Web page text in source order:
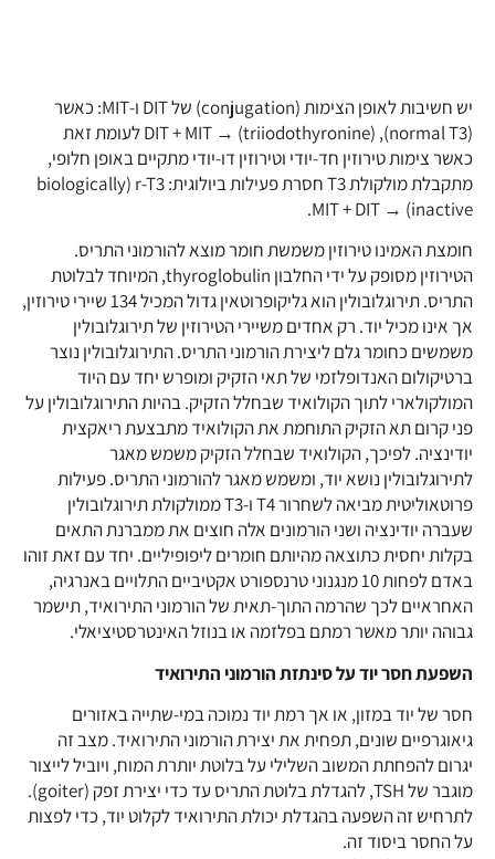
יש חשיבות לאופן הצימות (conjugation) של DIT ו-MIT: כאשר
(normal T3), (triiodothyronine)‏ → MIT +‏ DIT‏ לעומת זאת
כאשר צימות טירוזין חד-יודי וטירוזין דו-יודי מתקיים באופן חלופי,
מתקבלת מולקולת T3 חסרת פעילות ביולוגית: r-T3‏ (biologically
inactive)‏ → DIT + ‏MIT.
חומצת האמינו טירוזין משמשת חומר מוצא להורמוני התריס.
הטירוזין מסופק על ידי החלבון thyroglobulin, המיוחד לבלוטת
התריס. תירוגלובולין הוא גליקופרוטאין גדול המכיל 134 שיירי טירוזין,
אך אינו מכיל יוד. רק אחדים משיירי הטירוזין של תירוגלובולין
משמשים כחומר גלם ליצירת הורמוני התריס. התירוגלובולין נוצר
ברטיקולום האנדופלזמי של תאי הזקיק ומופרש יחד עם היוד
המולקולארי לתוך הקולואיד שבחלל הזקיק. בהיות התירוגלובולין על
פני קרום תא הזקיק התוחמת את הקולואיד מתבצעת ריאקצית
יודינציה. לפיכך, הקולואיד שבחלל הזקיק משמש מאגר
לתירוגלובולין נושא יוד, ומשמש מאגר להורמוני התריס. פעילות
פרוטאוליטית מביאה לשחרור T4 ו-T3 ממולקולת תירוגלובולין
שעברה יודינציה ושני הורמונים אלה חוצים את ממברנת התאים
בקלות יחסית כתוצאה מהיותם חומרים ליפופיליים. יחד עם זאת זוהו
באדם לפחות 10 מנגנוני טרנספורט אקטיביים התלויים באנרגיה,
האחראיים לכך שהרמה התוך-תאית של הורמוני התירואיד, תישמר
גבוהה יותר מאשר רמתם בפלזמה או בנוזל האינטרסטיציאלי.
השפעת חסר יוד על סינתזת הורמוני התירואיד
חסר של יוד במזון, או אך רמת יוד נמוכה במי-שתייה באזורים
גיאוגרפיים שונים, תפחית את יצירת הורמוני התירואיד. מצב זה
יגרום להפחתת המשוב השלילי על בלוטת יותרת המוח, ויוביל לייצור
מוגבר של TSH, להגדלת בלוטת התריס עד כדי יצירת זפק (goiter).
לתרחיש זה השפעה בהגדלת יכולת התירואיד לקלוט יוד, כדי לפצות
על החסר ביסוד זה.